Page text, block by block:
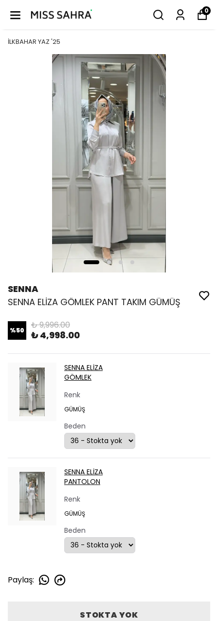
0
İLKBAHAR YAZ '25
SENNA
SENNA ELİZA GÖMLEK PANT TAKIM GÜMÜŞ
%50 ₺ 9,996.00
₺ 4,998.00
SENNA ELİZA
GÖMLEK
Renk
GÜMÜŞ
Beden
SENNA ELİZA
PANTOLON
Renk
GÜMÜŞ
Beden
Paylaş:
STOKTA YOK